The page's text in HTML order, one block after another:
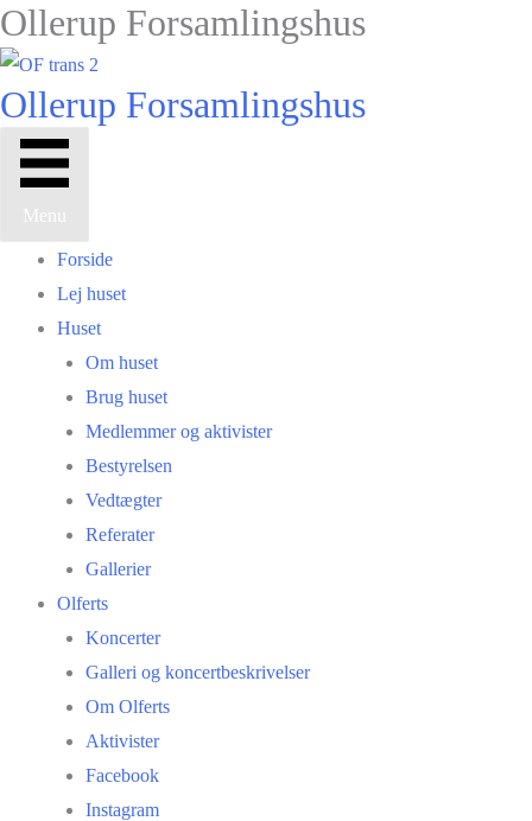
Gå
til
Ollerup Forsamlingshus
Ollerup Forsamlingshus
Menu
Forside
Lej huset
Huset
Om huset
Brug huset
Medlemmer og aktivister
Bestyrelsen
Vedtægter
Referater
Gallerier
Olferts
Koncerter
Galleri og koncertbeskrivelser
Om Olferts
Aktivister
Facebook
Instagram